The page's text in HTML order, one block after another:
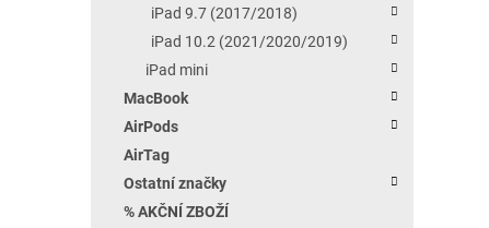
iPad 9.7 (2017/2018)
iPad 10.2 (2021/2020/2019)
iPad mini
MacBook
AirPods
AirTag
Ostatní značky
% AKČNÍ ZBOŽÍ